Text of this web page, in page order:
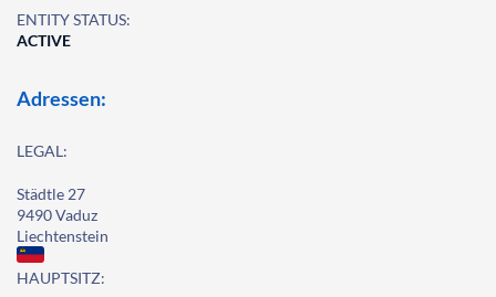
ENTITY STATUS:
ACTIVE
Adressen:
LEGAL:
Städtle 27
9490 Vaduz
Liechtenstein
HAUPTSITZ: